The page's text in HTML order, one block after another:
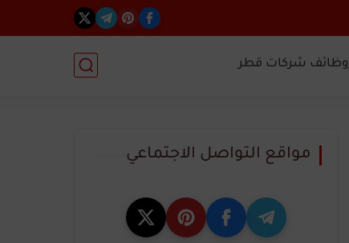
وظائف شركات قطر
مواقع التواصل الاجتماعي